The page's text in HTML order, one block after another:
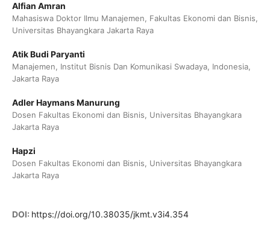
Alfian Amran
Mahasiswa Doktor Ilmu Manajemen, Fakultas Ekonomi dan Bisnis,
Universitas Bhayangkara Jakarta Raya
Atik Budi Paryanti
Manajemen, Institut Bisnis Dan Komunikasi Swadaya, Indonesia,
Jakarta Raya
Adler Haymans Manurung
Dosen Fakultas Ekonomi dan Bisnis, Universitas Bhayangkara
Jakarta Raya
Hapzi
Dosen Fakultas Ekonomi dan Bisnis, Universitas Bhayangkara
Jakarta Raya
DOI: https://doi.org/10.38035/jkmt.v3i4.354